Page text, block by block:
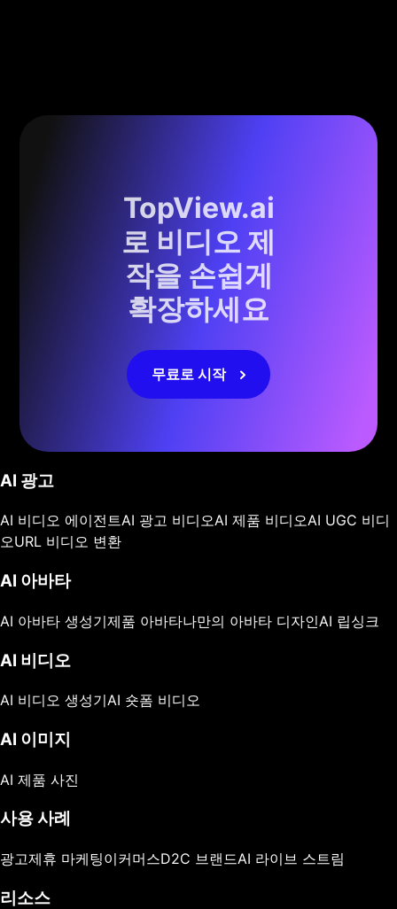
TopView.ai
로 비디오 제
작을 손쉽게
확장하세요
무료로 시작
AI 광고
AI 비디오 에이전트AI 광고 비디오AI 제품 비디오AI UGC 비디
오URL 비디오 변환
AI 아바타
AI 아바타 생성기제품 아바타나만의 아바타 디자인AI 립싱크
AI 비디오
AI 비디오 생성기AI 숏폼 비디오
AI 이미지
AI 제품 사진
사용 사례
광고제휴 마케팅이커머스D2C 브랜드AI 라이브 스트림
리소스